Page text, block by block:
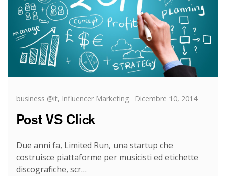
Categorie
business @it, Influencer Marketing
Posted
Dicembre 10, 2014
Post VS Click
Due anni fa, Limited Run, una startup che
costruisce piattaforme per musicisti ed etichette
discografiche, scr…